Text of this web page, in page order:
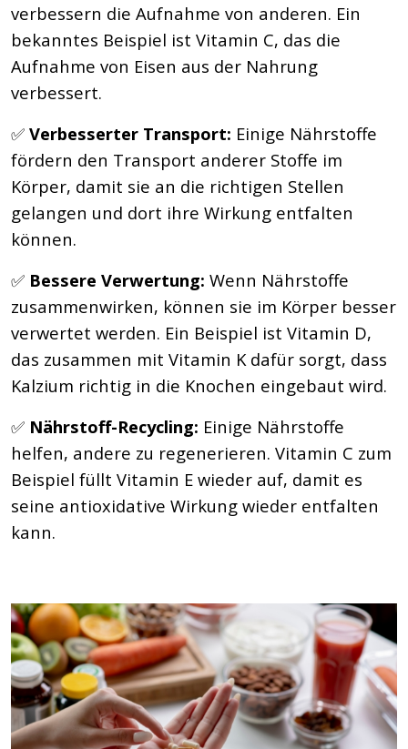
verbessern die Aufnahme von anderen. Ein
bekanntes Beispiel ist Vitamin C, das die
Aufnahme von Eisen aus der Nahrung
verbessert.
✅ Verbesserter Transport: Einige Nährstoffe
fördern den Transport anderer Stoffe im
Körper, damit sie an die richtigen Stellen
gelangen und dort ihre Wirkung entfalten
können.
✅ Bessere Verwertung: Wenn Nährstoffe
zusammenwirken, können sie im Körper besser
verwertet werden. Ein Beispiel ist Vitamin D,
das zusammen mit Vitamin K dafür sorgt, dass
Kalzium richtig in die Knochen eingebaut wird.
✅ Nährstoff-Recycling: Einige Nährstoffe
helfen, andere zu regenerieren. Vitamin C zum
Beispiel füllt Vitamin E wieder auf, damit es
seine antioxidative Wirkung wieder entfalten
kann.